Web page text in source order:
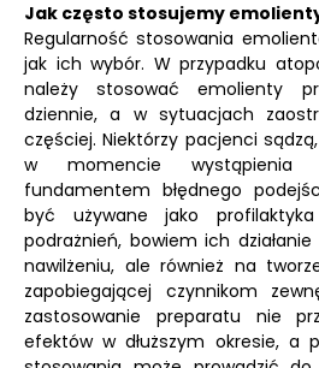
Jak często stosujemy
Regularność stosowania
jak ich wybór. W przypadku
należy stosować emolienty
dziennie, a w sytuacjach
częściej. Niektórzy pacjenci
w momencie
fundamentem błędnego
być używane jako
podrażnień, bowiem ich
nawilżeniu, ale również na
zapobiegającej czynnikom
zastosowanie preparatu nie
efektów w dłuższym okresie, a